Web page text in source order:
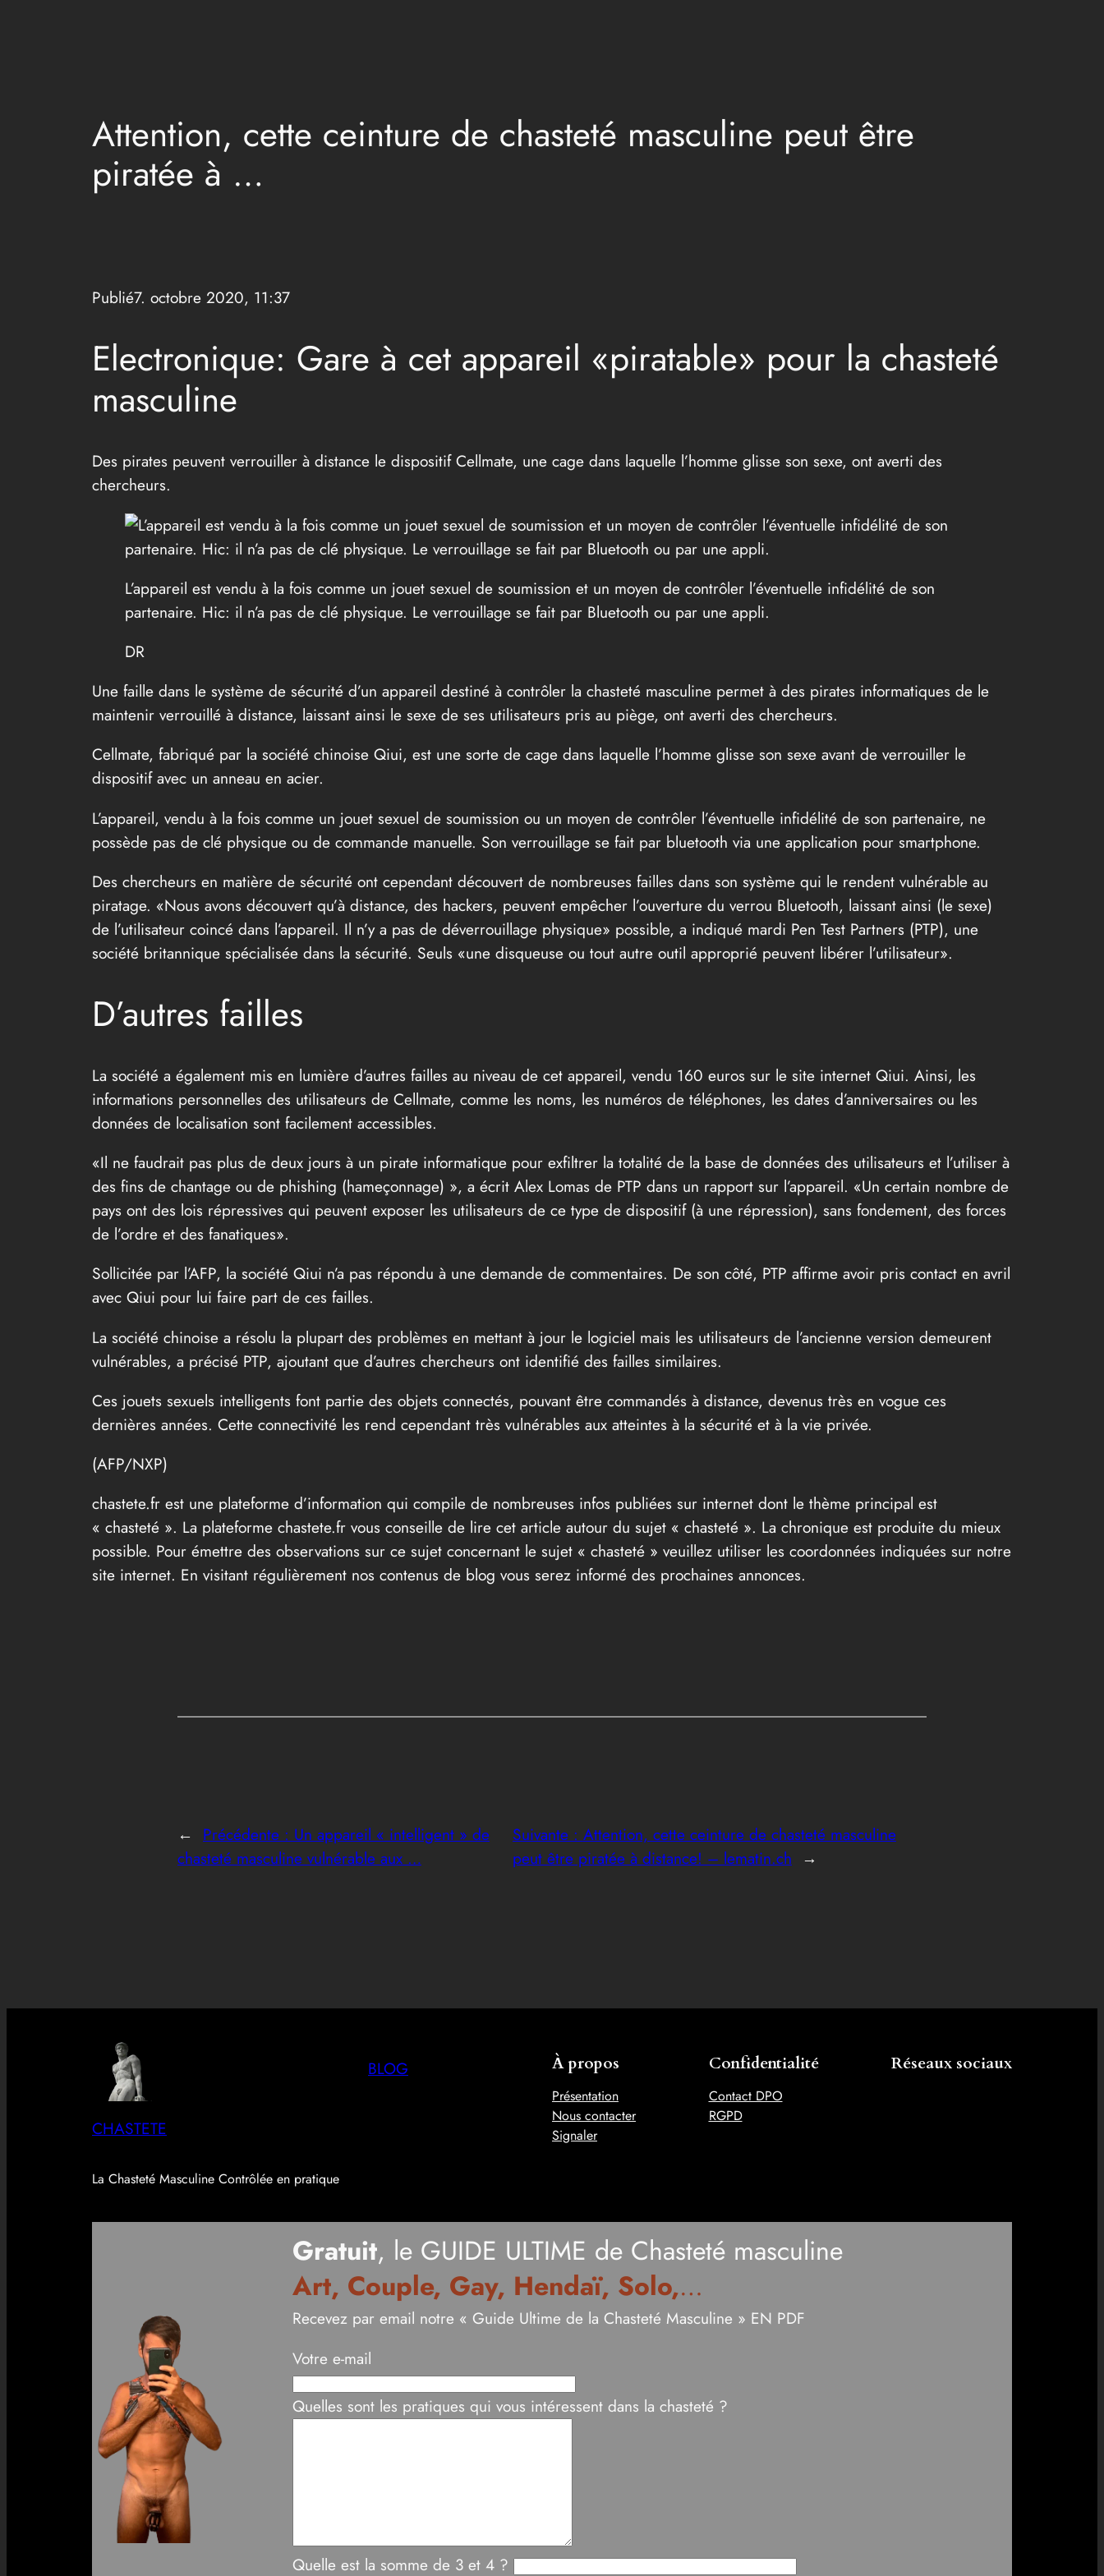
Attention, cette ceinture de chasteté masculine peut être
piratée à …
Publié7. octobre 2020, 11:37
Electronique: Gare à cet appareil «piratable» pour la chasteté
masculine
Des pirates peuvent verrouiller à distance le dispositif Cellmate, une cage dans laquelle l’homme glisse son sexe, ont averti des
chercheurs.
L’appareil est vendu à la fois comme un jouet sexuel de soumission et un moyen de contrôler l’éventuelle infidélité de son
partenaire. Hic: il n’a pas de clé physique. Le verrouillage se fait par Bluetooth ou par une appli.
DR
Une faille dans le système de sécurité d’un appareil destiné à contrôler la chasteté masculine permet à des pirates informatiques de le
maintenir verrouillé à distance, laissant ainsi le sexe de ses utilisateurs pris au piège, ont averti des chercheurs.
Cellmate, fabriqué par la société chinoise Qiui, est une sorte de cage dans laquelle l’homme glisse son sexe avant de verrouiller le
dispositif avec un anneau en acier.
L’appareil, vendu à la fois comme un jouet sexuel de soumission ou un moyen de contrôler l’éventuelle infidélité de son partenaire, ne
possède pas de clé physique ou de commande manuelle. Son verrouillage se fait par bluetooth via une application pour smartphone.
Des chercheurs en matière de sécurité ont cependant découvert de nombreuses failles dans son système qui le rendent vulnérable au
piratage. «Nous avons découvert qu’à distance, des hackers, peuvent empêcher l’ouverture du verrou Bluetooth, laissant ainsi (le sexe)
de l’utilisateur coincé dans l’appareil. Il n’y a pas de déverrouillage physique» possible, a indiqué mardi Pen Test Partners (PTP), une
société britannique spécialisée dans la sécurité. Seuls «une disqueuse ou tout autre outil approprié peuvent libérer l’utilisateur».
D’autres failles
La société a également mis en lumière d’autres failles au niveau de cet appareil, vendu 160 euros sur le site internet Qiui. Ainsi, les
informations personnelles des utilisateurs de Cellmate, comme les noms, les numéros de téléphones, les dates d’anniversaires ou les
données de localisation sont facilement accessibles.
«Il ne faudrait pas plus de deux jours à un pirate informatique pour exfiltrer la totalité de la base de données des utilisateurs et l’utiliser à
des fins de chantage ou de phishing (hameçonnage) », a écrit Alex Lomas de PTP dans un rapport sur l’appareil. «Un certain nombre de
pays ont des lois répressives qui peuvent exposer les utilisateurs de ce type de dispositif (à une répression), sans fondement, des forces
de l’ordre et des fanatiques».
Sollicitée par l’AFP, la société Qiui n’a pas répondu à une demande de commentaires. De son côté, PTP affirme avoir pris contact en avril
avec Qiui pour lui faire part de ces failles.
La société chinoise a résolu la plupart des problèmes en mettant à jour le logiciel mais les utilisateurs de l’ancienne version demeurent
vulnérables, a précisé PTP, ajoutant que d’autres chercheurs ont identifié des failles similaires.
Ces jouets sexuels intelligents font partie des objets connectés, pouvant être commandés à distance, devenus très en vogue ces
dernières années. Cette connectivité les rend cependant très vulnérables aux atteintes à la sécurité et à la vie privée.
(AFP/NXP)
chastete.fr est une plateforme d’information qui compile de nombreuses infos publiées sur internet dont le thème principal est
« chasteté ». La plateforme chastete.fr vous conseille de lire cet article autour du sujet « chasteté ». La chronique est produite du mieux
possible. Pour émettre des observations sur ce sujet concernant le sujet « chasteté » veuillez utiliser les coordonnées indiquées sur notre
site internet. En visitant régulièrement nos contenus de blog vous serez informé des prochaines annonces.
← Précédente : Un appareil « intelligent » de
chasteté masculine vulnérable aux …
Suivante : Attention, cette ceinture de chasteté masculine
peut être piratée à distance! – lematin.ch →
CHASTETE
La Chasteté Masculine Contrôlée en pratique
BLOG À propos
Présentation
Nous contacter
Signaler
Confidentialité
Contact DPO
RGPD
Réseaux sociaux
Gratuit, le GUIDE ULTIME de Chasteté masculine
Art, Couple, Gay, Hendaï, Solo,…
Recevez par email notre « Guide Ultime de la Chasteté Masculine » EN PDF
Votre e-mail
Quelles sont les pratiques qui vous intéressent dans la chasteté ?
Quelle est la somme de 3 et 4 ?